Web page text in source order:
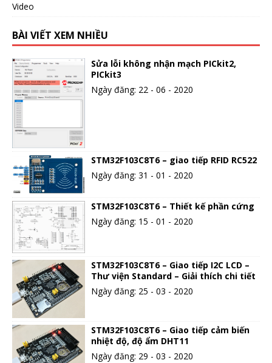
Video
BÀI VIẾT XEM NHIỀU
Sửa lỗi không nhận mạch PICkit2,
PICkit3
Ngày đăng: 22 - 06 - 2020
STM32F103C8T6 – giao tiếp RFID RC522
Ngày đăng: 31 - 01 - 2020
STM32F103C8T6 – Thiết kế phần cứng
Ngày đăng: 15 - 01 - 2020
STM32F103C8T6 – Giao tiếp I2C LCD –
Thư viện Standard – Giải thích chi tiết
Ngày đăng: 25 - 03 - 2020
STM32F103C8T6 – Giao tiếp cảm biến
nhiệt độ, độ ẩm DHT11
Ngày đăng: 29 - 03 - 2020